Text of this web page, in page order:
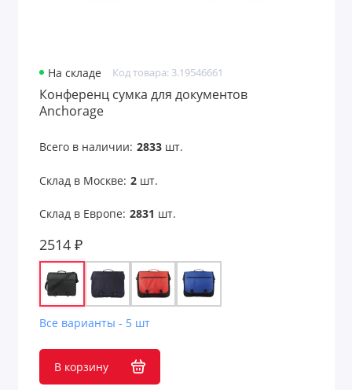
Сумки-холодильники
Чехлы для галстуков
Чехлы для карт
Чехлы для одежды
На складе Код товара: 3.19546661
Конференц сумка для документов
Anchorage
Всего в наличии: 2833шт.
Склад в Москве: 2шт.
Склад в Европе: 2831 шт.
2514 ₽
Все варианты - 5 шт
В корзину